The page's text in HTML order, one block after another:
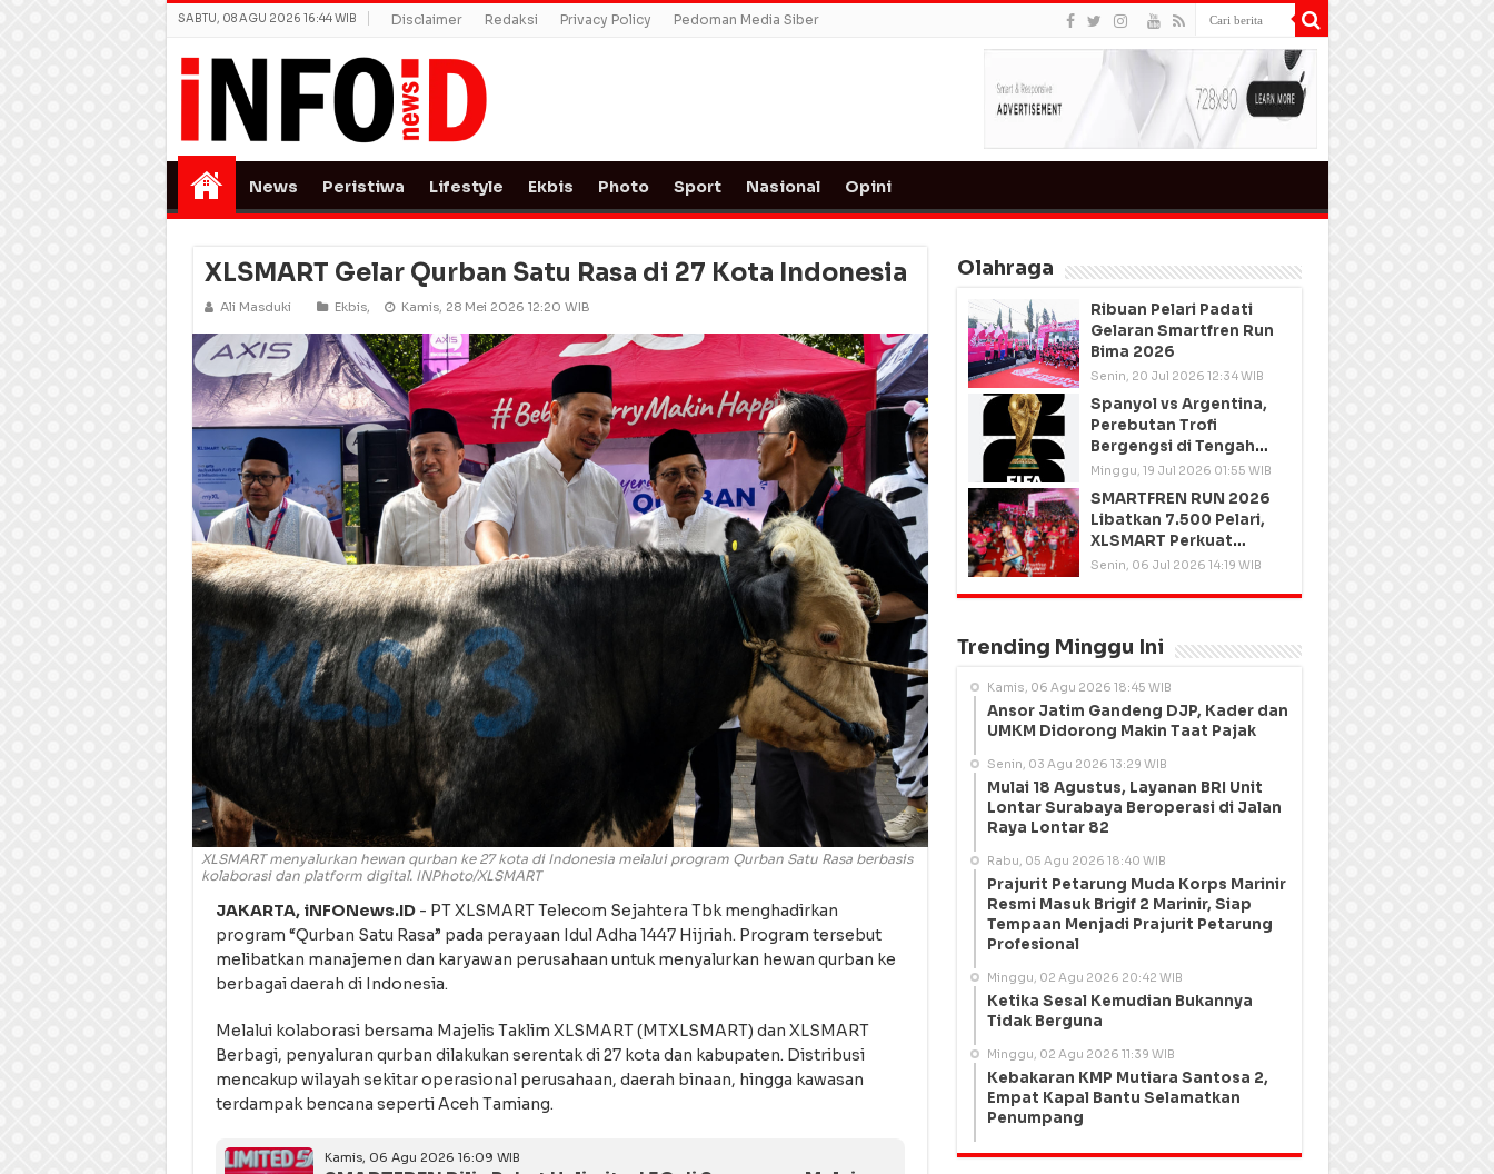
SABTU, 08 AGU 2026 16:44 WIB Disclaimer Redaksi Privacy Policy Pedoman Media Siber
News Peristiwa Lifestyle Ekbis Photo Sport Nasional Opini
XLSMART Gelar Qurban Satu Rasa di 27 Kota Indonesia
Ali Masduki Ekbis, Kamis, 28 Mei 2026 12:20 WIB
XLSMART menyalurkan hewan qurban ke 27 kota di Indonesia melalui program Qurban Satu Rasa berbasis
kolaborasi dan platform digital. INPhoto/XLSMART
JAKARTA, iNFONews.ID - PT XLSMART Telecom Sejahtera Tbk menghadirkan
program “Qurban Satu Rasa” pada perayaan Idul Adha 1447 Hijriah. Program tersebut
melibatkan manajemen dan karyawan perusahaan untuk menyalurkan hewan qurban ke
berbagai daerah di Indonesia.
Melalui kolaborasi bersama Majelis Taklim XLSMART (MTXLSMART) dan XLSMART
Berbagi, penyaluran qurban dilakukan serentak di 27 kota dan kabupaten. Distribusi
mencakup wilayah sekitar operasional perusahaan, daerah binaan, hingga kawasan
terdampak bencana seperti Aceh Tamiang.
Kamis, 06 Agu 2026 16:09 WIB
Olahraga
Ribuan Pelari Padati
Gelaran Smartfren Run
Bima 2026
Senin, 20 Jul 2026 12:34 WIB
Spanyol vs Argentina,
Perebutan Trofi
Bergengsi di Tengah
Semangat Persatuan
Minggu, 19 Jul 2026 01:55 WIB
SMARTFREN RUN 2026
Libatkan 7.500 Pelari,
XLSMART Perkuat
Kedekatan dengan
Senin, 06 Jul 2026 14:19 WIB
Trending Minggu Ini
Kamis, 06 Agu 2026 18:45 WIB
Ansor Jatim Gandeng DJP, Kader dan
UMKM Didorong Makin Taat Pajak
Senin, 03 Agu 2026 13:29 WIB
Mulai 18 Agustus, Layanan BRI Unit
Lontar Surabaya Beroperasi di Jalan
Raya Lontar 82
Rabu, 05 Agu 2026 18:40 WIB
Prajurit Petarung Muda Korps Marinir
Resmi Masuk Brigif 2 Marinir, Siap
Tempaan Menjadi Prajurit Petarung
Profesional
Minggu, 02 Agu 2026 20:42 WIB
Ketika Sesal Kemudian Bukannya
Tidak Berguna
Minggu, 02 Agu 2026 11:39 WIB
Kebakaran KMP Mutiara Santosa 2,
Empat Kapal Bantu Selamatkan
Penumpang